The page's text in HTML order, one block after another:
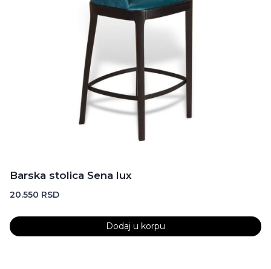
Barska stolica Sena lux
20.550 RSD
Dodaj u korpu